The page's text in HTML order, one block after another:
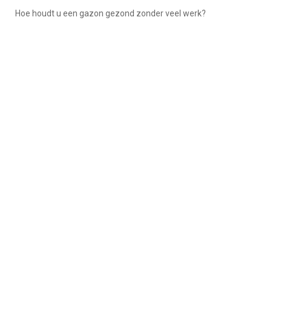
Hoe houdt u een gazon gezond zonder veel werk?